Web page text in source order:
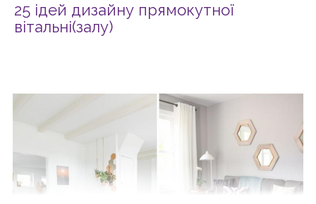
25 ідей дизайну прямокутної
вітальні(залу)